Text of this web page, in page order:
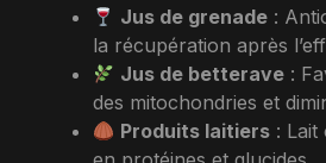
Jus de grenade :
la récupération après
Jus de betterave :
des mitochondries et
Produits laitiers :